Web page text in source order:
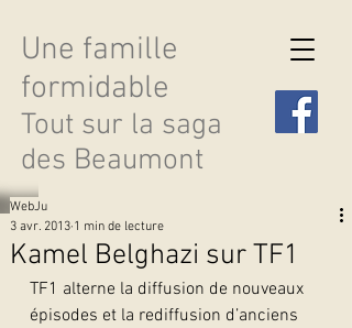
Une famille
formidable
Tout sur la saga
des Beaumont
Découvrir les saisons
Kamel Belghazi sur TF1
WebJu
3 avr. 2013 1 min de lecture
TF1 alterne la diffusion de nouveaux
épisodes et la rediffusion d’anciens